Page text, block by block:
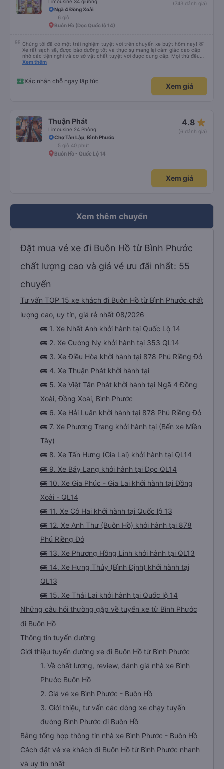
(743 đánh giá)
Ngã 4 Đồng Xoài
6 giờ
Buôn Hồ (Dọc Quốc lộ 14)
Chúng tôi đã có một trải nghiệm tuyệt vời trên chuyến xe buýt hôm nay! 💯
Xe rất sạch sẽ, được bảo dưỡng tốt và thực sự mang lại cảm giác cao cấp
nhờ các tiện nghi và cơ sở vật chất tuyệt vời được cung cấp. Mọi thứ đều
thoải mái và ngăn nắp. Nhân viên và tài xế rất tốt bụng, hữu ích và chu đáo,
đối với tôi và gia đình. Chúng tôi rất vui và hài lòng từ đầu đến cuối. Rất đáng
giới thiệu! 💛 Về ứng dụng, nó rất dễ sử dụng, thân thiện với người dùng và
tiện lợi khi đặt chuyến đi của chúng tôi. Mọi thứ đều diễn ra suôn sẻ!
Xem thêm
Xác nhận chỗ ngay lập tức
Xem giá
Thuận Phát
Limousine 24 Phòng
4.8 star_rate
(6 đánh giá)
Chợ Tân Lập, Bình Phước
5 giờ 40 phút
Buôn Hồ - Quốc Lộ 14
Xem giá
Xem thêm chuyến
Đặt mua vé xe đi Buôn Hồ từ Bình Phước
chất lượng cao và giá vé ưu đãi nhất: 55
chuyến
Tư vấn TOP 15 xe khách đi Buôn Hồ từ Bình Phước chất
lượng cao, uy tín, giá rẻ nhất 08/2026
🚌 1. Xe Nhất Anh khởi hành tại Quốc Lộ 14
🚌 2. Xe Cường Ny khởi hành tại 353 QL14
🚌 3. Xe Điều Hòa khởi hành tại 878 Phú Riềng Đỏ
🚌 4. Xe Thuận Phát khởi hành tại
🚌 5. Xe Việt Tân Phát khởi hành tại Ngã 4 Đồng
Xoài, Đồng Xoài, Bình Phước
🚌 6. Xe Hải Luân khởi hành tại 878 Phú Riềng Đỏ
🚌 7. Xe Phương Trang khởi hành tại (Bến xe Miền
Tây)
🚌 8. Xe Tấn Hưng (Gia Lai) khởi hành tại QL14
🚌 9. Xe Bảy Lang khởi hành tại Dọc QL14
🚌 10. Xe Gia Phúc - Gia Lai khởi hành tại Đồng
Xoài - QL14
🚌 11. Xe Cô Hai khởi hành tại Quốc lộ 13
🚌 12. Xe Anh Thư (Buôn Hồ) khởi hành tại 878
Phú Riềng Đỏ
🚌 13. Xe Phương Hồng Linh khởi hành tại QL13
🚌 14. Xe Hưng Thủy (Bình Định) khởi hành tại
QL13
🚌 15. Xe Thái Lai khởi hành tại Quốc lộ 14
Những câu hỏi thường gặp về tuyến xe từ Bình Phước
đi Buôn Hồ
Thông tin tuyến đường
Giới thiệu tuyến đường xe đi Buôn Hồ từ Bình Phước
1. Về chất lượng, review, đánh giá nhà xe Bình
Phước Buôn Hồ
2. Giá vé xe Bình Phước - Buôn Hồ
3. Giới thiệu, tư vấn các dòng xe chạy tuyến
đường Bình Phước đi Buôn Hồ
Bảng tổng hợp thông tin nhà xe Bình Phước - Buôn Hồ
Cách đặt vé xe khách đi Buôn Hồ từ Bình Phước nhanh
và uy tín nhất